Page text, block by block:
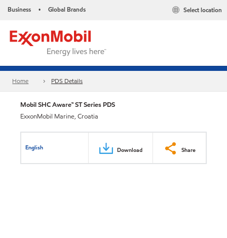
Business • Global Brands Select location
Home PDS Details
Mobil SHC Aware™ ST Series PDS
ExxonMobil Marine, Croatia
English Download Share